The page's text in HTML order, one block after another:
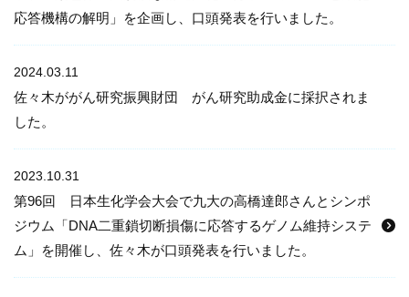
応答機構の解明」を企画し、口頭発表を行いました。
2024.03.11
佐々木ががん研究振興財団 がん研究助成金に採択されま
した。
2023.10.31
第96回 日本生化学会大会で九大の高橋達郎さんとシンポ
ジウム「DNA二重鎖切断損傷に応答するゲノム維持システ
ム」を開催し、佐々木が口頭発表を行いました。